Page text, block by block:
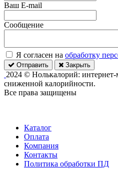
Ваш E-mail
Сообщение
Я согласен на обработку
Отправить Закрыть
2024 © Нолькалорий: интернет-
сниженной калорийности.
Все права защищены
Каталог
Оплата
Компания
Контакты
Политика обработки ПД